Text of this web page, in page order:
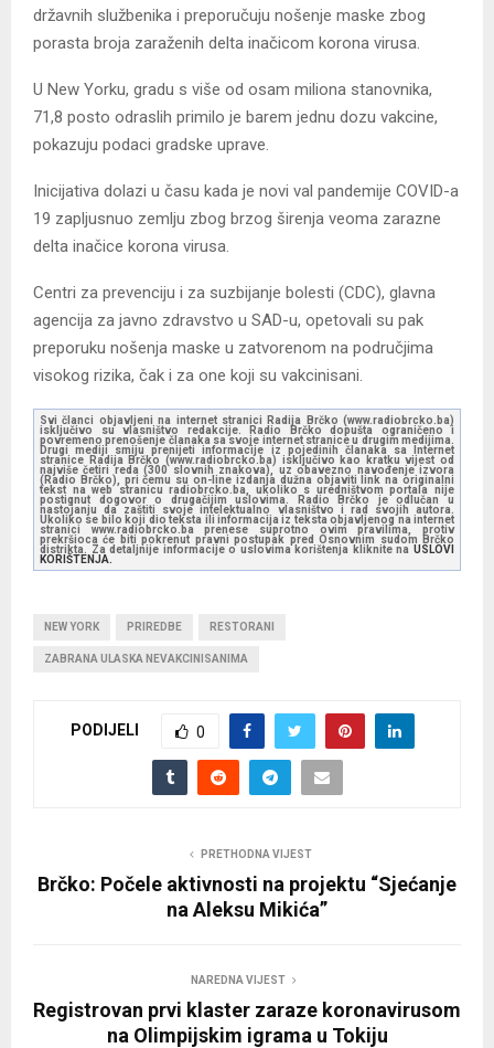
državnih službenika i preporučuju nošenje maske zbog
porasta broja zaraženih delta inačicom korona virusa.
U New Yorku, gradu s više od osam miliona stanovnika,
71,8 posto odraslih primilo je barem jednu dozu vakcine,
pokazuju podaci gradske uprave.
Inicijativa dolazi u času kada je novi val pandemije COVID-a
19 zapljusnuo zemlju zbog brzog širenja veoma zarazne
delta inačice korona virusa.
Centri za prevenciju i za suzbijanje bolesti (CDC), glavna
agencija za javno zdravstvo u SAD-u, opetovali su pak
preporuku nošenja maske u zatvorenom na područjima
visokog rizika, čak i za one koji su vakcinisani.
Svi članci objavljeni na internet stranici Radija Brčko (www.radiobrcko.ba)
isključivo su vlasništvo redakcije. Radio Brčko dopušta ograničeno i
povremeno prenošenje članaka sa svoje internet stranice u drugim medijima.
Drugi mediji smiju prenijeti informacije iz pojedinih članaka sa Internet
stranice Radija Brčko (www.radiobrcko.ba) isključivo kao kratku vijest od
najviše četiri reda (300 slovnih znakova), uz obavezno navođenje izvora
(Radio Brčko), pri čemu su on-line izdanja dužna objaviti link na originalni
tekst na web stranicu radiobrcko.ba, ukoliko s uredništvom portala nije
postignut dogovor o drugačijim uslovima. Radio Brčko je odlučan u
nastojanju da zaštiti svoje intelektualno vlasništvo i rad svojih autora.
Ukoliko se bilo koji dio teksta ili informacija iz teksta objavljenog na internet
stranici www.radiobrcko.ba prenese suprotno ovim pravilima, protiv
prekršioca će biti pokrenut pravni postupak pred Osnovnim sudom Brčko
distrikta. Za detaljnije informacije o uslovima korištenja kliknite na USLOVI
KORIŠTENJA.
NEW YORK PRIREDBE RESTORANI
ZABRANA ULASKA NEVAKCINISANIMA
PODIJELI 0
PRETHODNA VIJEST
Brčko: Počele aktivnosti na projektu “Sjećanje
na Aleksu Mikića”
NAREDNA VIJEST
Registrovan prvi klaster zaraze koronavirusom
na Olimpijskim igrama u Tokiju